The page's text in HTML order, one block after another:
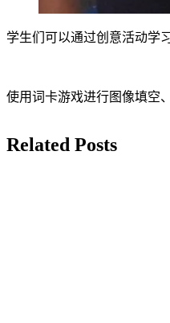
学生们可以通过创意活动学
使用词卡游戏进行图像填空
Related Posts